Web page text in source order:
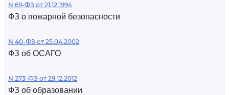
N 69-ФЗ от 21.12.1994
ФЗ о пожарной безопасности
N 40-ФЗ от 25.04.2002
ФЗ об ОСАГО
N 273-ФЗ от 29.12.2012
ФЗ об образовании